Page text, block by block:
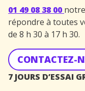
01 49 08 38 00
répondre à toutes
de 8 h 30 à 17 h 30.
CONTACTEZ-
7 JOURS D’ESSAI